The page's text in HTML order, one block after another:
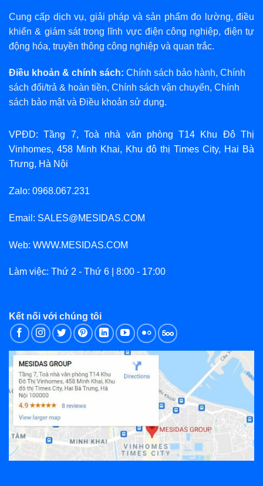
Cung cấp dịch vụ, giải pháp và sản phẩm đo lường, điều
khiển & giám sát trong lĩnh vực điện công nghiệp, điện tự
động hóa, truyền thông công nghiệp và quan trắc.
Điều khoản & chính sách: Chính sách bảo hành, Chính
sách đổi/trả & hoàn tiền, Chính sách vận chuyển, Chính
sách bảo mậtvà Điều khoản sử dụng.
VPĐD: Tầng 7, Toà nhà văn phòng T14 Khu Đô Thị
Vinhomes, 458 Minh Khai, Khu đô thị Times City, Hai Bà
Trưng, Hà Nội
Zalo: 0968.067.231
Email: SALES@MESIDAS.COM
Web: WWW.MESIDAS.COM
Làm việc: Thứ 2 - Thứ 6 | 8:00 - 17:00
Kết nối với chúng tôi